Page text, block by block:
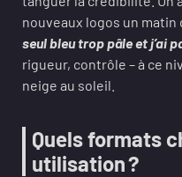
nouveaux logos un
seul bleu trop pâle et j’ai
rigueur, contrôle – à ce
neige au soleil.
Quels formats
utilisation ?